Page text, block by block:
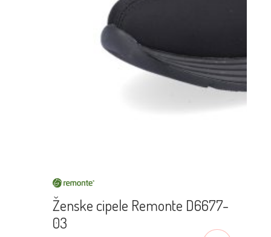
Ženske cipele Remonte D6677-
03